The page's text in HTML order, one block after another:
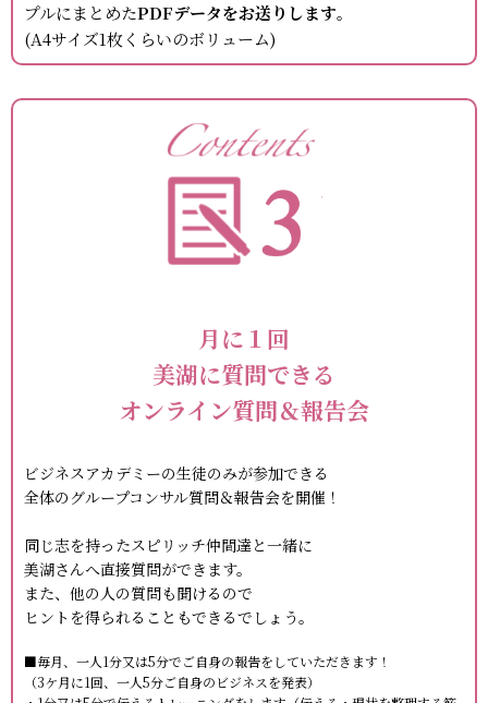
プルにまとめたPDFデータをお送りします。
(A4サイズ1枚くらいのボリューム)
月に１回
美湖に質問できる
オンライン質問＆報告会
ビジネスアカデミーの生徒のみが参加できる
全体のグループコンサル質問＆報告会を開催！
同じ志を持ったスピリッチ仲間達と一緒に
美湖さんへ直接質問ができます。
また、他の人の質問も聞けるので
ヒントを得られることもできるでしょう。
■毎月、一人1分又は5分でご自身の報告をしていただきます！
（3ケ月に1回、一人5分ご自身のビジネスを発表）